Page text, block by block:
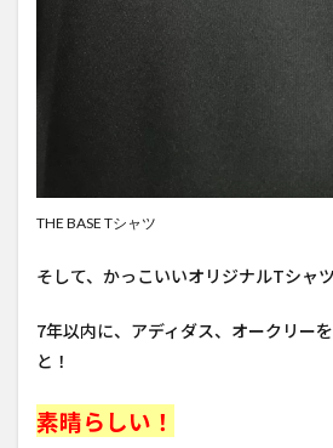
THE BASE Tシャツ
そして、かっこいいオリジナルTシャ
7年以内に、アディダス、オークリー
と！
素晴らしい！